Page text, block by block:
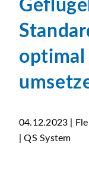
optimal
04.12.2023 |
| QS System